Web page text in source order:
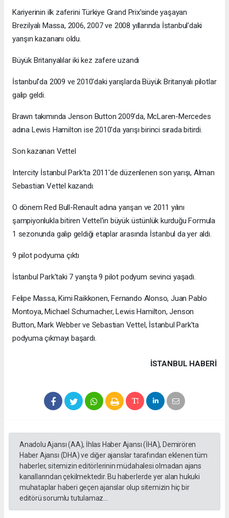
Kariyerinin ilk zaferini Türkiye Grand Prix'sinde yaşayan
Brezilyalı Massa, 2006, 2007 ve 2008 yıllarında İstanbul'daki
yarışın kazananı oldu.
Büyük Britanyalılar iki kez zafere uzandı
İstanbul'da 2009 ve 2010'daki yarışlarda Büyük Britanyalı pilotlar
galip geldi.
Brawn takımında Jenson Button 2009'da, McLaren-Mercedes
adına Lewis Hamilton ise 2010'da yarışı birinci sırada bitirdi.
Son kazanan Vettel
Intercity İstanbul Park'ta 2011'de düzenlenen son yarışı, Alman
Sebastian Vettel kazandı.
O dönem Red Bull-Renault adına yarışan ve 2011 yılını
şampiyonlukla bitiren Vettel'in büyük üstünlük kurduğu Formula
1 sezonunda galip geldiği etaplar arasında İstanbul da yer aldı.
9 pilot podyuma çıktı
İstanbul Park'taki 7 yarışta 9 pilot podyum sevinci yaşadı.
Felipe Massa, Kimi Raikkonen, Fernando Alonso, Juan Pablo
Montoya, Michael Schumacher, Lewis Hamilton, Jenson
Button, Mark Webber ve Sebastian Vettel, İstanbul Park'ta
podyuma çıkmayı başardı.
İSTANBUL HABERİ
Anadolu Ajansı (AA), İhlas Haber Ajansı (İHA), Demirören
Haber Ajansı (DHA) ve diğer ajanslar tarafından eklenen tüm
haberler, sitemizin editörlerinin müdahalesi olmadan ajans
kanallarından çekilmektedir. Bu haberlerde yer alan hukuki
muhataplar haberi geçen ajanslar olup sitemizin hiç bir
editörü sorumlu tutulamaz...